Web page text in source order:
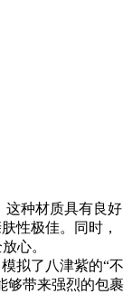
这种材质具有良好
性极佳。同时，
心。
拟了八津紫的“不
够带来强烈的包裹